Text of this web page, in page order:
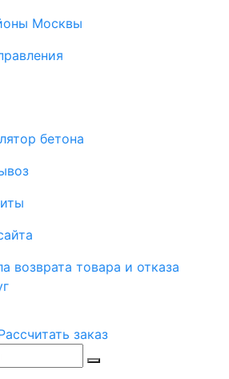
Москвы
бетона
возврата товара и отказа
заказ